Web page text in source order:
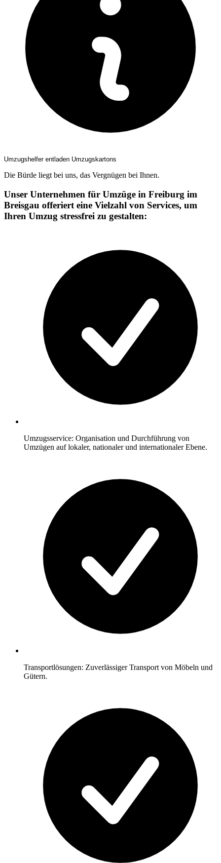
Umzugshelfer entladen Umzugskartons
Die Bürde liegt bei uns, das Vergnügen bei Ihnen.
Unser Unternehmen für Umzüge in Freiburg im
Breisgau offeriert eine Vielzahl von Services, um
Ihren Umzug stressfrei zu gestalten:
Umzugsservice: Organisation und Durchführung von
Umzügen auf lokaler, nationaler und internationaler Ebene.
Transportlösungen: Zuverlässiger Transport von Möbeln und
Gütern.